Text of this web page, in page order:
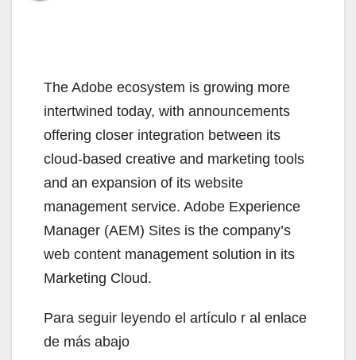
The Adobe ecosystem is growing more
intertwined today, with announcements
offering closer integration between its
cloud-based creative and marketing tools
and an expansion of its website
management service. Adobe Experience
Manager (AEM) Sites is the company’s
web content management solution in its
Marketing Cloud.
Para seguir leyendo el artículo r al enlace
de más abajo